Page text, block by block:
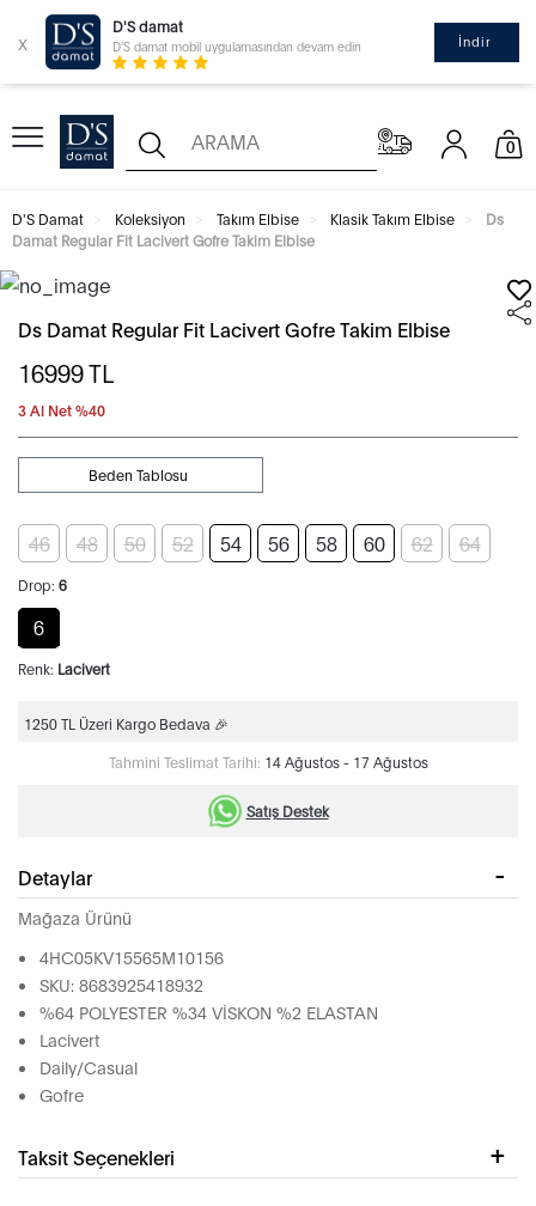
x
D'S damat
D'S damat mobil uygulamasından devam edin İndir
0
D'S Damat Koleksiyon Takım Elbise Klasik Takım Elbise
Ds
Damat Regular Fit Lacivert Gofre Takim Elbise
Ds Damat Regular Fit Lacivert Gofre Takim Elbise
16999TL
3 Al Net %40
Beden Tablosu
46 48 50 52 54 56 58 60 62 64
Drop: 6
6
Renk: Lacivert
1250 TL Üzeri Kargo Bedava 🎉
Tahmini Teslimat Tarihi: 14 Ağustos - 17 Ağustos
Satış Destek
Detaylar
Mağaza Ürünü
4HC05KV15565M10156
SKU: 8683925418932
%64 POLYESTER %34 VİSKON %2 ELASTAN
Lacivert
Daily/Casual
Gofre
Taksit Seçenekleri